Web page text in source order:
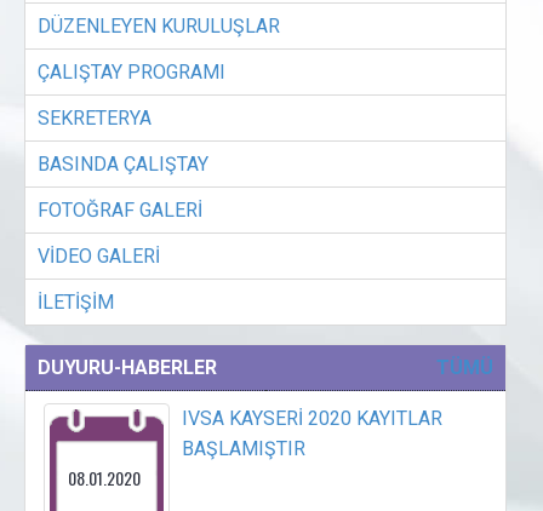
DÜZENLEYEN KURULUŞLAR
ÇALIŞTAY PROGRAMI
SEKRETERYA
BASINDA ÇALIŞTAY
FOTOĞRAF GALERİ
VİDEO GALERİ
İLETİŞİM
DUYURU-HABERLER TÜMÜ
08.01.2020
IVSA KAYSERİ 2020 KAYITLAR
BAŞLAMIŞTIR